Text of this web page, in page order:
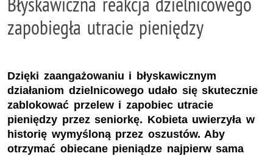
zapobiegła utracie pieniędzy
Dzięki zaangażowaniu i błyskawicznym
działaniom dzielnicowego udało się skutecznie
zablokować przelew i zapobiec utracie
pieniędzy przez seniorkę. Kobieta uwierzyła w
historię wymyśloną przez oszustów. Aby
otrzymać obiecane pieniądze najpierw sama